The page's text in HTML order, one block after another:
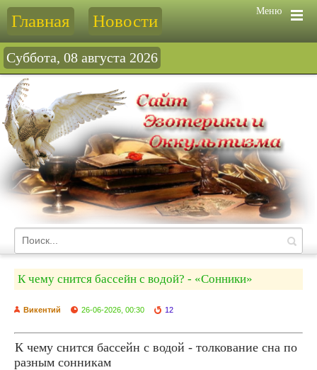
Меню
Главная Новости
Суббота, 08 августа 2026
К чему снится бассейн с водой? - «Сонники»
Викентий 26-06-2026, 00:30 12
К чему снится бассейн с водой - толкование сна по
разным сонникам